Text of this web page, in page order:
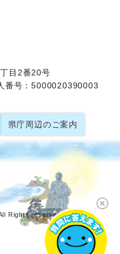
目2番20号
番号：5000020390003
県庁周辺のご案内
Rights reserved.